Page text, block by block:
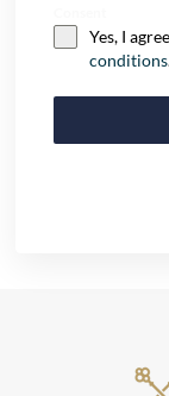
Yes, I
conditions